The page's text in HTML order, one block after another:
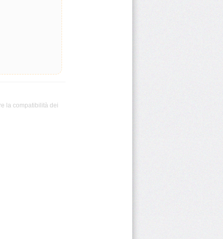
la compatibilità dei